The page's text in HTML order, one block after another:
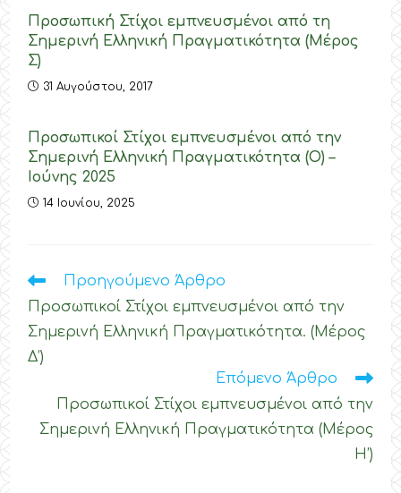
Προσωπική Στίχοι εμπνευσμένοι από τη
Σημερινή Ελληνική Πραγματικότητα (Μέρος
Σ)
31 Αυγούστου, 2017
Προσωπικοί Στίχοι εμπνευσμένοι από την
Σημερινή Ελληνική Πραγματικότητα (O) –
Ιούνης 2025
14 Ιουνίου, 2025
Διαβάστε
Περισσότερα
Άρθρα
Προηγούμενο Άρθρο
Προσωπικοί Στίχοι εμπνευσμένοι από την
Σημερινή Ελληνική Πραγματικότητα. (Μέρος
Δ’)
Επόμενο Άρθρο
Προσωπικοί Στίχοι εμπνευσμένοι από την
Σημερινή Ελληνική Πραγματικότητα (Μέρος
Η’)